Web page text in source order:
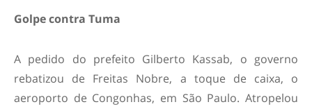
Golpe contra Tuma
A pedido do prefeito Gilberto Kassab, o governo
rebatizou de Freitas Nobre, a toque de caixa, o
aeroporto de Congonhas, em São Paulo. Atropelou